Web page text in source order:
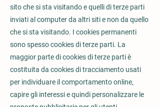
sito che si sta visitando e quelli di terze parti
inviati al computer da altri siti e non da quello
che si sta visitando. I cookies permanenti
sono spesso cookies di terze parti. La
maggior parte di cookies di terze parti è
costituita da cookies di tracciamento usati
per individuare il comportamento online,
capire gli interessi e quindi personalizzare le